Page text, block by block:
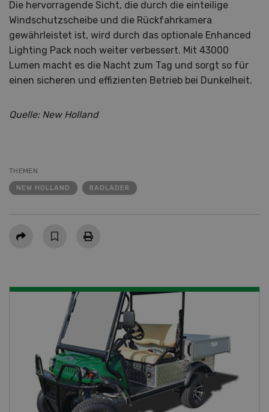
Die hervorragende Sicht, die durch die einteilige
Windschutzscheibe und die Rückfahrkamera
gewährleistet ist, wird durch das optionale Enhanced
Lighting Pack noch weiter verbessert. Mit 43000
Lumen macht es die Nacht zum Tag und sorgt so für
einen sicheren und effizienten Betrieb bei Dunkelheit.
Quelle: New Holland
THEMEN
NEW HOLLAND RADLADER
Teilen